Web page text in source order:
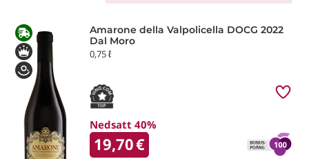
Amarone della Valpolicella DOCG 2022
Dal Moro
0,75 ℓ
Nedsatt 40%
19,70€